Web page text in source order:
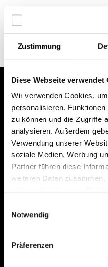
Zustimmung
Diese Webseite verwendet
Wir verwenden Cookies,
personalisieren,
zu können und die Zugriffe
analysieren. Außerdem
Verwendung unserer
soziale Medien, Werbung
Partner führen diese
weiteren Daten zusammen,
Notwendig
Präferenzen
Chancen & Risiken
Das erste Depot in
0€ Ausgabeaufschlag
© 2026 FondsDepot AT